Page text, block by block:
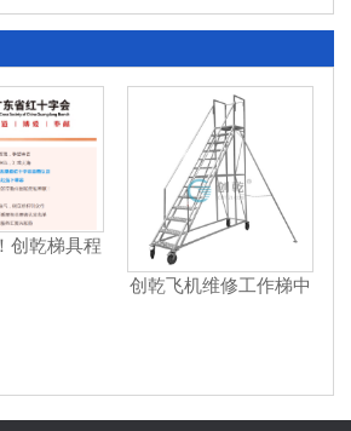
创乾梯具程
创乾飞机维修工作梯中